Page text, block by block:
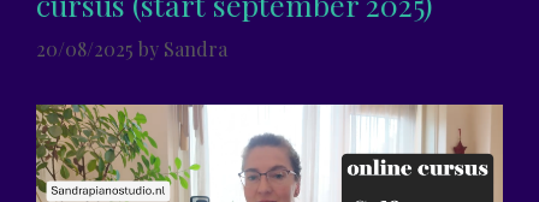
20/08/2025 by Sandra